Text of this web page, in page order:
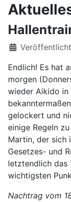
Details
Endlich! Es hat
morgen
wieder Aikido in
gelockert und
einige Regeln
Martin, der sich
Gesetzes- und
letztendlich das
wichtigsten
Nachtrag vom